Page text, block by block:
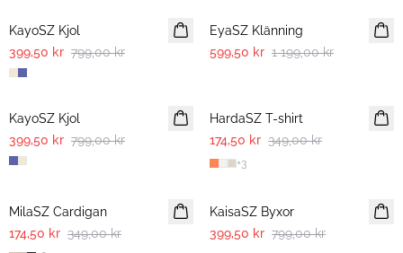
KayoSZ Kjol
399,50 kr 799,00 kr
EyaSZ Klänning
599,50 kr 1 199,00 kr
-50%
KayoSZ Kjol
399,50 kr 799,00 kr
HardaSZ T-shirt
174,50 kr 349,00 kr
+3
MilaSZ Cardigan
174,50 kr 349,00 kr
KaisaSZ Byxor
399,50 kr 799,00 kr